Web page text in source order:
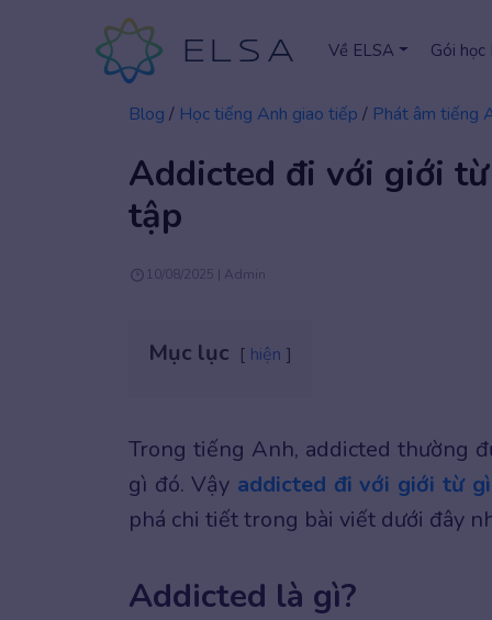
Về ELSA Gói học
Blog / Học tiếng Anh giao tiếp / Phát âm tiếng
Addicted đi với giới
tập
10/08/2025 | Admin
Mục lục hiện
Trong tiếng Anh, addicted thường
gì đó. Vậy addicted đi với giới từ gì
phá chi tiết trong bài viết dưới đây
Addicted là gì?